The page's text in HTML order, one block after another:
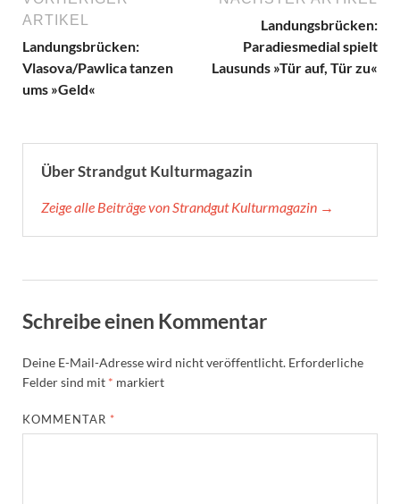
ARTIKEL
Landungsbrücken:
Vlasova/Pawlica tanzen
ums »Geld«
Landungsbrücken:
Paradiesmedial spielt
Lausunds »Tür auf, Tür zu«
Über Strandgut Kulturmagazin
Zeige alle Beiträge von Strandgut Kulturmagazin →
Schreibe einen Kommentar
Deine E-Mail-Adresse wird nicht veröffentlicht. Erforderliche
Felder sind mit * markiert
KOMMENTAR *